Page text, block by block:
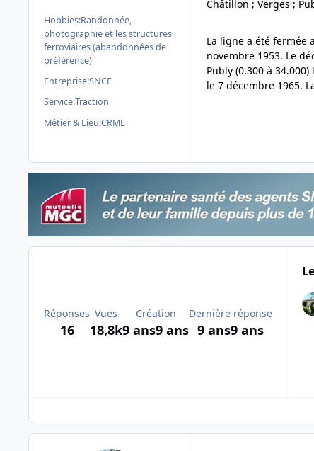
Hobbies:Randonnée,
photographie et les structures
ferroviaires (abandonnées de
préférence)
Entreprise:SNCF
Service:Traction
Métier & Lieu:CRML
Châtillon ; Verges ;
La ligne a été fermée
novembre 1953. Le
Publy (0.300 à
le 7 décembre 1965.
Réponses
16
Vues
18,8k
Création
9 ans9 ans
Dernière réponse
9 ans9 ans